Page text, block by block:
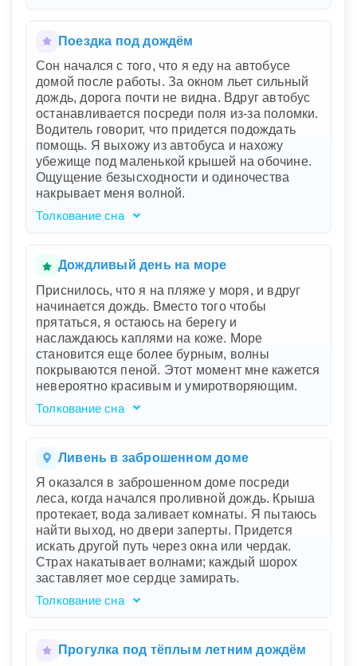
Ваш сон насыщен мощными образами и
эмоциями. Ночной ливень с грозой
символизирует внутреннее напряжение и
Молнии разрывают небо — это
олицетворение внезапных и резких перемен в
вашей жизни или сознании. Когда молния
попадает в дерево и оно начинает гореть, это
знак разрушения чего-то устоявшегося и
привычного, возможно, ваших убеждений или
планов. Ваш страх и невозможность отвести
взгляд показывают вашу растерянность перед
лицом этих изменений, но также говорят о
внутреннем стремлении разобраться с
ситуацией.
Поездка под дождём
Сон начался с того, что я еду на автобусе
домой после работы. За окном льет сильный
дождь, дорога почти не видна. Вдруг автобус
останавливается посреди поля из-за поломки.
Водитель говорит, что придется подождать
помощь. Я выхожу из автобуса и нахожу
убежище под маленькой крышей на обочине.
Ощущение безысходности и одиночества
накрывает меня волной.
Толкование сна
Ваша поездка на автобусе через дождливую
ночь символизирует ваше текущее состояние
жизни. Дождь и неясная дорога отражают
трудностей, которые вы переживаете.
Поломка автобуса посреди поля указывает на
неожиданное препятствие или паузу в вашей
жизни, что вызывает у вас чувство
беспомощности. Водитель, который говорит,
что нужно ждать помощь, может
символизировать ваше внутреннее осознание
того, что вам нужна поддержка извне.
символизирует временное утешение, которое
вы находите, но одиночество и безысходность
Дождливый день на море
Приснилось, что я на пляже у моря, и вдруг
начинается дождь. Вместо того чтобы
прятаться, я остаюсь на берегу и
наслаждаюсь каплями на коже. Море
становится еще более бурным, волны
покрываются пеной. Этот момент мне кажется
невероятно красивым и умиротворяющим.
Толкование сна
Ваш сон показывает вашу способность
находить красоту и покой даже в
неожиданных и возможно сложных ситуациях.
неожиданные перемены или вызовы. Вместо
того чтобы укрыться от этих перемен, вы
остаетесь на месте, открываясь новому опыту
и наслаждаясь им. Ваша способность видеть
бурное море как что-то умиротворяющее
говорит о вашем внутреннем равновесии и
готовности принимать жизнь во всей её
полноте.
Ливень в заброшенном доме
Я оказался в заброшенном доме посреди
леса, когда начался проливной дождь. Крыша
протекает, вода заливает комнаты. Я пытаюсь
найти выход, но двери заперты. Придется
искать другой путь через окна или чердак.
Страх накатывает волнами; каждый шорох
заставляет мое сердце замирать.
Толкование сна
Сон, в котором вы оказались в заброшенном
доме посреди леса под проливным дождем,
символизирует ваше внутреннее состояние.
Прогулка под тёплым летним дождём